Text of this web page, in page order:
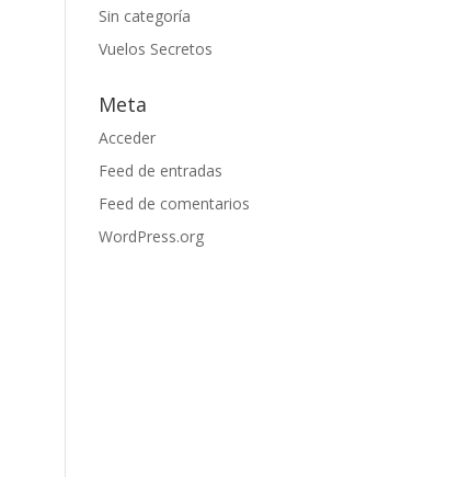
Sin categoría
Vuelos Secretos
Meta
Acceder
Feed de entradas
Feed de comentarios
WordPress.org